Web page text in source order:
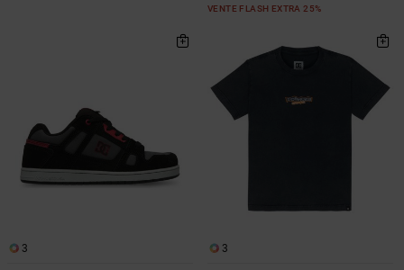
VENTE FLASH EXTRA 25%
3 3